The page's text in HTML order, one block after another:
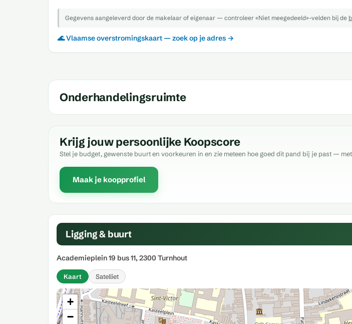
Gegevens aangeleverd door de makelaar of eigenaar — controleer «Niet meegedeeld»-velden bij de
🌊 Vlaamse overstromingskaart — zoek op je adres →
Onderhandelingsruimte
Krijg jouw persoonlijke Koopscore
Stel je budget, gewenste buurt en voorkeuren in en zie meteen hoe goed dit pand bij je past —
Maak je koopprofiel
Ligging & buurt
Academieplein 19 bus 11, 2300 Turnhout
Kaart Satelliet
+
−